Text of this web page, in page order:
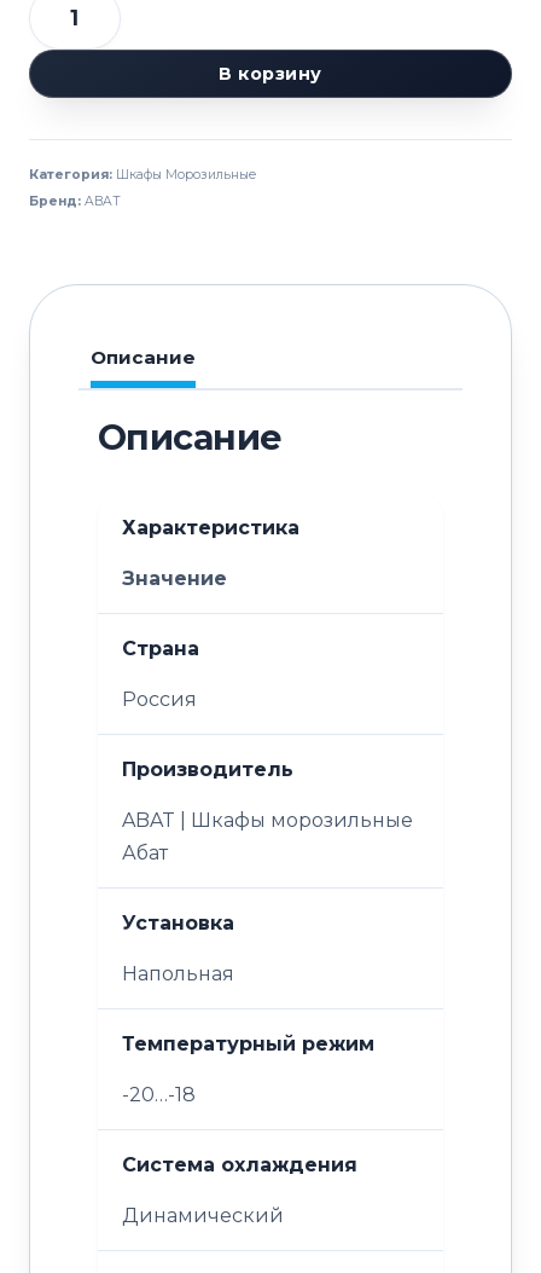
Количество
товара
Шкаф
ШХН-0,5-
В корзину
Категория: Шкафы Морозильные
Бренд: ABAT
Описание
Описание
Характеристика
Значение
Страна
Россия
Производитель
ABAT | Шкафы морозильные
Абат
Установка
Напольная
Температурный режим
-20…-18
Система охлаждения
Динамический